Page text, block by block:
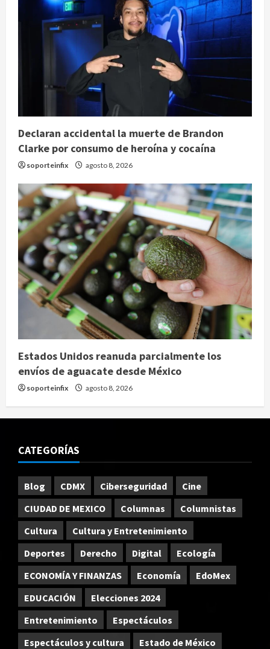
Declaran accidental la muerte de Brandon
Clarke por consumo de heroína y cocaína
soporteinfix agosto 8, 2026
Estados Unidos reanuda parcialmente los
envíos de aguacate desde México
soporteinfix agosto 8, 2026
CATEGORÍAS
Blog CDMX Ciberseguridad
Cine
CIUDAD DE MEXICO
Columnas
Columnistas
Cultura
Cultura y Entretenimiento
Deportes
Derecho Digital
Ecología
ECONOMÍA Y FINANZAS
Economía
EdoMex
EDUCACIÓN
Elecciones 2024
Entretenimiento
Espectáculos
Espectáculos y cultura
Estado de México